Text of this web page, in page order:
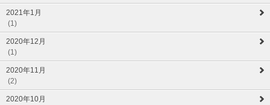
2021年1月
(1)
2020年12月
(1)
2020年11月
(2)
2020年10月